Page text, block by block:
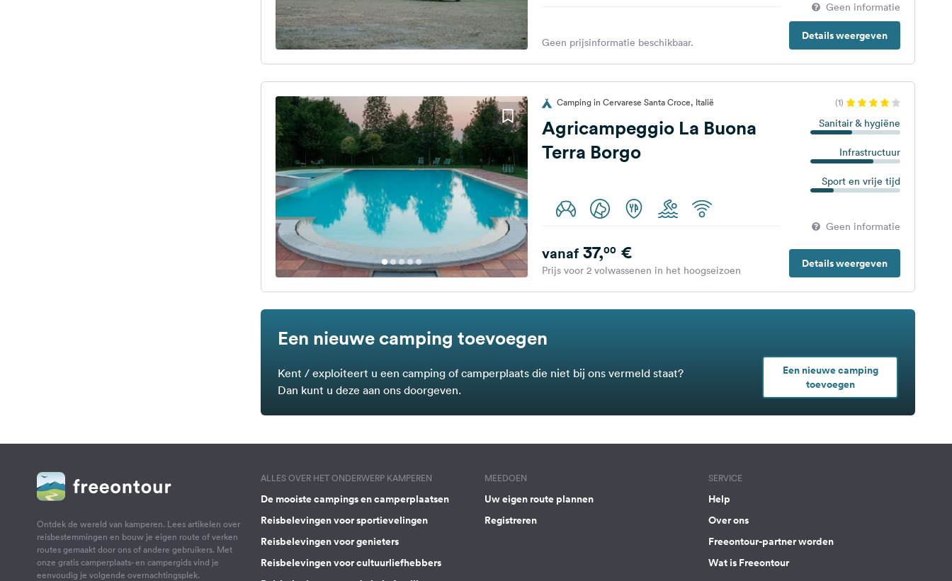
Geen informatie
Details weergeven
Geen prijsinformatie beschikbaar.
Camping in Cervarese Santa Croce, Italië (1)
Agricampeggio La Buona
Terra Borgo
Sanitair & hygiëne
Infrastructuur
Sport en vrije tijd
Geen informatie
Details weergeven
vanaf37,00€
Prijs voor 2 volwassenen in het hoogseizoen
Een nieuwe camping toevoegen
Kent / exploiteert u een camping of camperplaats die niet bij ons vermeld staat?
Dan kunt u deze aan ons doorgeven.
Een nieuwe camping
toevoegen
Ontdek de wereld van kamperen. Lees artikelen over
reisbestemmingen en bouw je eigen route of verken
routes gemaakt door ons of andere gebruikers. Met
onze gratis camperplaats- en campergids vind je
eenvoudig je volgende overnachtingsplek.
ALLES OVER HET ONDERWERP KAMPEREN
De mooiste campings en camperplaatsen
Reisbelevingen voor sportievelingen
Reisbelevingen voor genieters
Reisbelevingen voor cultuurliefhebbers
MEEDOEN
Uw eigen route plannen
Registreren
SERVICE
Help
Over ons
Freeontour-partner worden
Wat is Freeontour